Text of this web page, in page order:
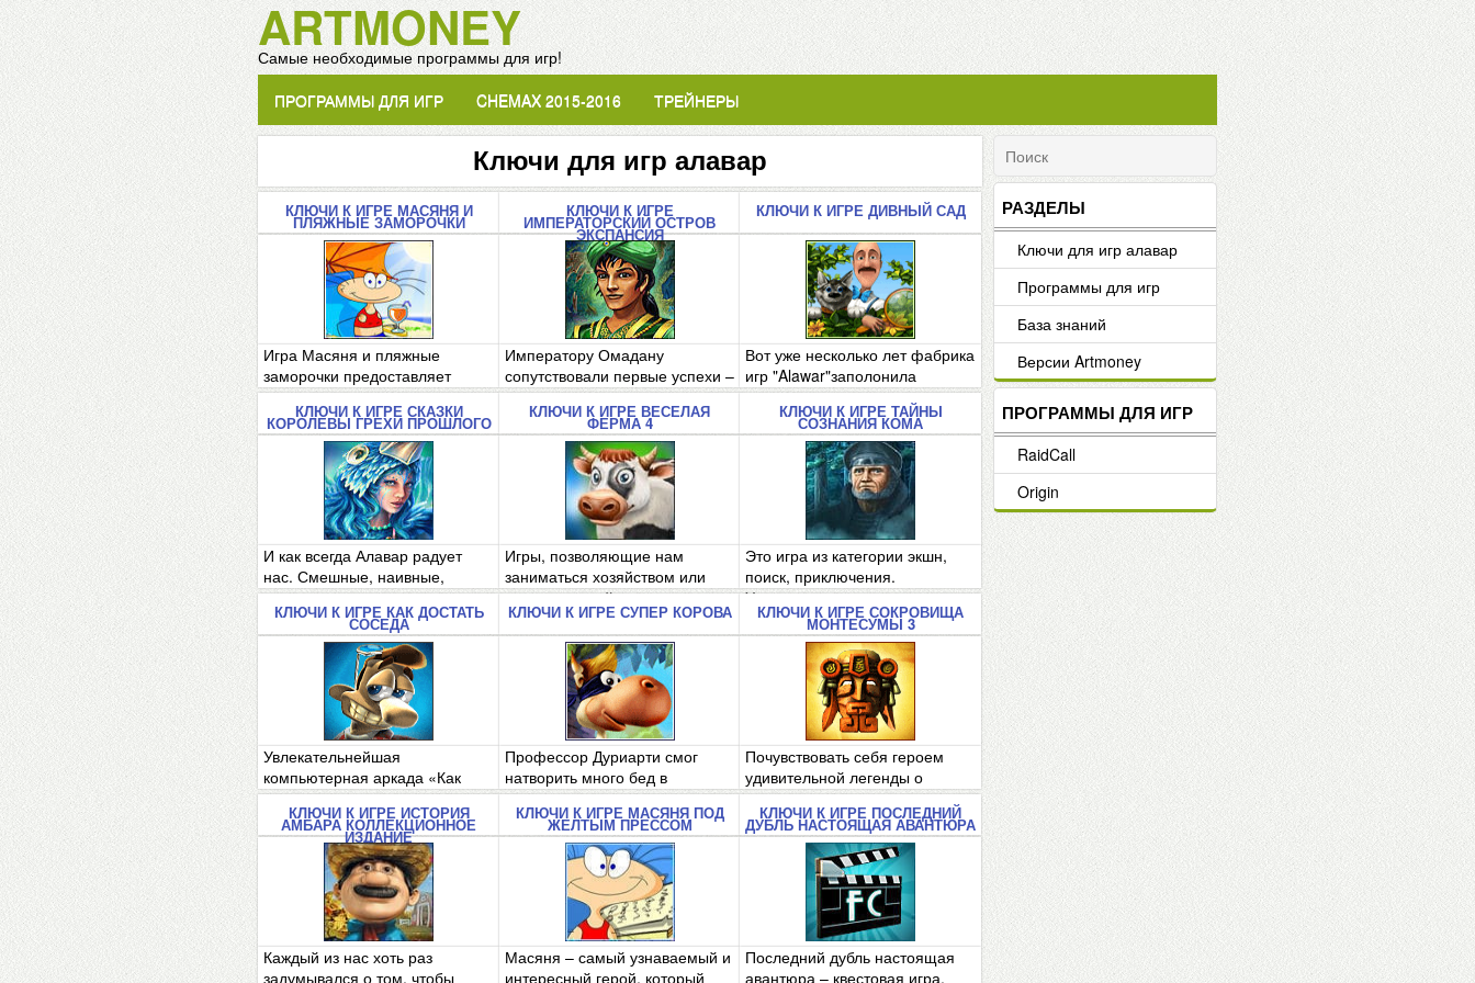
ARTMONEY
Самые необходимые программы для игр!
ПРОГРАММЫ ДЛЯ ИГР
CHEMAX 2015-2016 ТРЕЙНЕРЫ
Ключи для игр алавар
КЛЮЧИ К ИГРЕ МАСЯНЯ И
ПЛЯЖНЫЕ ЗАМОРОЧКИ
Игра Масяня и пляжные
заморочки предоставляет
возможность упра..
КЛЮЧИ К ИГРЕ
ИМПЕРАТОРСКИЙ ОСТРОВ
ЭКСПАНСИЯ
Императору Омадану
сопутствовали первые успехи –
ему удалось о..
КЛЮЧИ К ИГРЕ ДИВНЫЙ САД
Вот уже несколько лет фабрика
игр "Alawar"заполонила
интернет ..
КЛЮЧИ К ИГРЕ СКАЗКИ
КОРОЛЕВЫ ГРЕХИ ПРОШЛОГО
И как всегда Алавар радует
нас. Смешные, наивные,
позитивные, ..
КЛЮЧИ К ИГРЕ ВЕСЕЛАЯ
ФЕРМА 4
Игры, позволяющие нам
заниматься хозяйством или
создавать свой..
КЛЮЧИ К ИГРЕ ТАЙНЫ
СОЗНАНИЯ КОМА
Это игра из категории экшн,
поиск, приключения.
Увлекательная ..
КЛЮЧИ К ИГРЕ КАК ДОСТАТЬ
СОСЕДА
Увлекательнейшая
компьютерная аркада «Как
достать соседа», в к..
КЛЮЧИ К ИГРЕ СУПЕР КОРОВА
Профессор Дуриарти смог
натворить много бед в
различных виртуа..
КЛЮЧИ К ИГРЕ СОКРОВИЩА
МОНТЕСУМЫ 3
Почувствовать себя героем
удивительной легенды о
поиске сокров..
КЛЮЧИ К ИГРЕ ИСТОРИЯ
АМБАРА КОЛЛЕКЦИОННОЕ
ИЗДАНИЕ
Каждый из нас хоть раз
задумывался о том, чтобы
КЛЮЧИ К ИГРЕ МАСЯНЯ ПОД
ЖЕЛТЫМ ПРЕССОМ
Масяня – самый узнаваемый и
интересный герой, который
КЛЮЧИ К ИГРЕ ПОСЛЕДНИЙ
ДУБЛЬ НАСТОЯЩАЯ АВАНТЮРА
Последний дубль настоящая
авантюра – квестовая игра,
РАЗДЕЛЫ
Ключи для игр алавар
Программы для игр
База знаний
Версии Artmoney
ПРОГРАММЫ ДЛЯ ИГР
RaidCall
Origin